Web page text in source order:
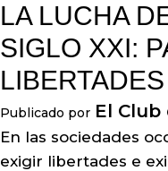
LA LUCHA
SIGLO XXI:
Publicado por El Club
En las sociedades
exigir libertades e